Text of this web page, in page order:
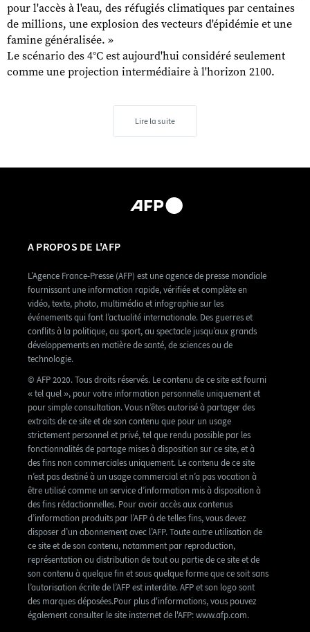
pour l'accès à l'eau, des réfugiés climatiques par centaines
de millions, une explosion des vecteurs d'épidémie et une
famine généralisée. »
Le scénario des 4°C est aujourd'hui considéré seulement
comme une projection intermédiaire à l'horizon 2100.
Lire la suite
A PROPOS DE L'AFP
L’Agence France-Presse (AFP) est une agence de presse mondiale
fournissant une information rapide, vérifiée et complète en
vidéo, texte, photo, multimédia et infographie sur les
événements qui font l’actualité internationale. Des guerres et
conflits à la politique, au sport, au spectacle jusqu’aux grands
développements en matière de santé, de sciences ou de
technologie.
© AFP 2020. Tous droits réservés. Le contenu de ce site est fourni
« tel quel », pour votre information personnelle uniquement et
pour simple consultation. Vous n’êtes autorisé à partager des
extraits de ce site et de son contenu que pour un usage
strictement personnel et privé, tel que rendu possible par les
fonctionnalités de partage mises à disposition sur ce site, et à
des fins non commerciales uniquement. Le contenu de ce site
n’est pas destiné à un usage commercial et n’a pas vocation à
être utilisé comme un service d’information mis à disposition à
des fins rédactionnelles. Pour avoir accès aux contenus
d’information produits par l’AFP à de telles fins, vous devez
disposer d’un abonnement avec l’AFP. Toute autre utilisation de
ce site et de son contenu, notamment par reproduction,
représentation ou distribution de tout ou partie de ce site et de
son contenu à quelque fin et sous quelque forme que ce soit sans
l’autorisation écrite de l’AFP est interdite. AFP et son logo sont
des marques déposées.Pour plus d'informations, vous pouvez
également consulter le site insternet de l'AFP: www.afp.com.